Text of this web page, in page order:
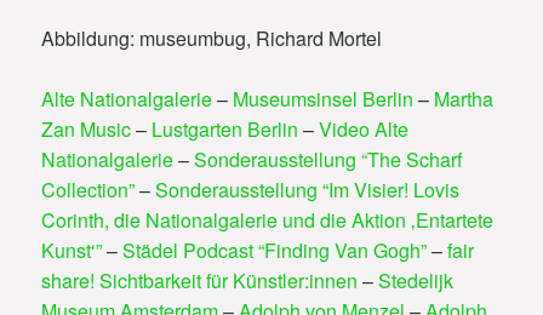
Abbildung: museumbug, Richard Mortel
Alte Nationalgalerie– Museumsinsel Berlin – Martha
Zan Music– Lustgarten Berlin –Video Alte
Nationalgalerie–Sonderausstellung “The Scharf
Collection”–Sonderausstellung “Im Visier! Lovis
Corinth, die Nationalgalerie und die Aktion ‚Entartete
Kunst‘”–Städel Podcast “Finding Van Gogh”–fair
share! Sichtbarkeit für Künstler:innen –Stedelijk